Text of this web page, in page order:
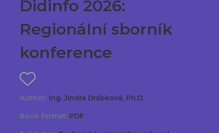
Didinfo 2026:
Regionální sborník
konference
Author: Ing. Jindra Drábková, Ph.D.
Book format: PDF